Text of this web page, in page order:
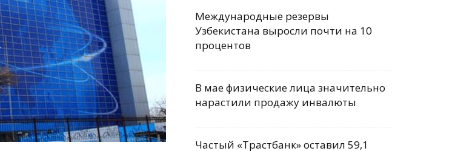
Международные резервы
Узбекистана выросли почти на 10
процентов
В мае физические лица значительно
нарастили продажу инвалюты
Частый «Трастбанк» оставил 59,1